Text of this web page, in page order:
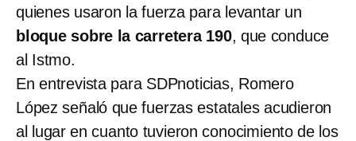
quienes usaron la fuerza para levantar un
bloque sobre la carretera 190, que conduce
al Istmo.
En entrevista para SDPnoticias, Romero
López señaló que fuerzas estatales acudieron
al lugar en cuanto tuvieron conocimiento de los